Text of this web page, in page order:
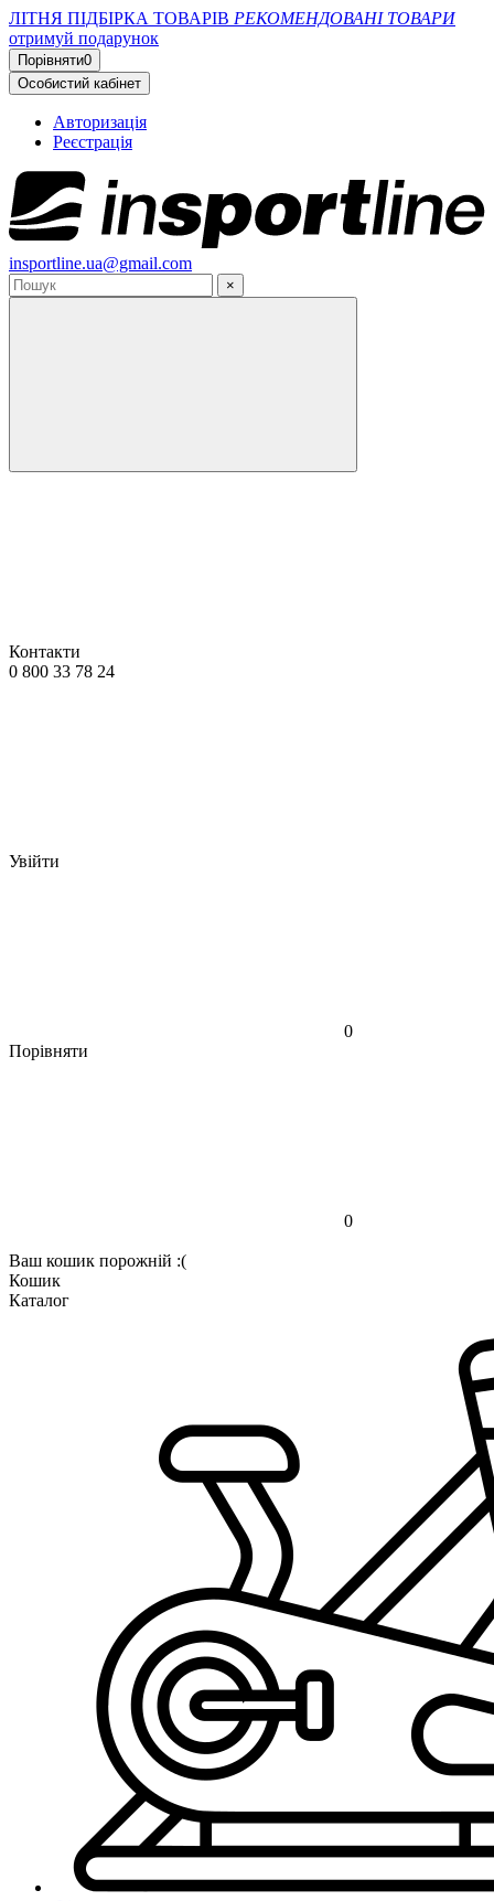
ЛІТНЯ ПІДБІРКА ТОВАРІВ РЕКОМЕНДОВАНІ ТОВАРИ
отримуй подарунок
Порівняти0
Особистий кабінет
Авторизація
Реєстрація
insportline.ua@gmail.com
×
Контакти
0 800 33 78 24
Увійти
0
Порівняти
0
Ваш кошик порожній :(
Кошик
Каталог